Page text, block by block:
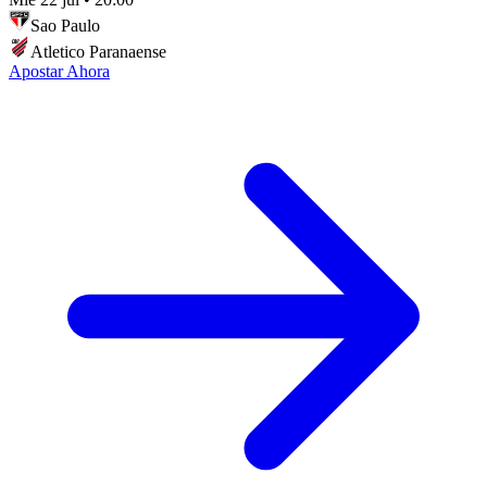
Sao Paulo
Atletico Paranaense
Apostar Ahora